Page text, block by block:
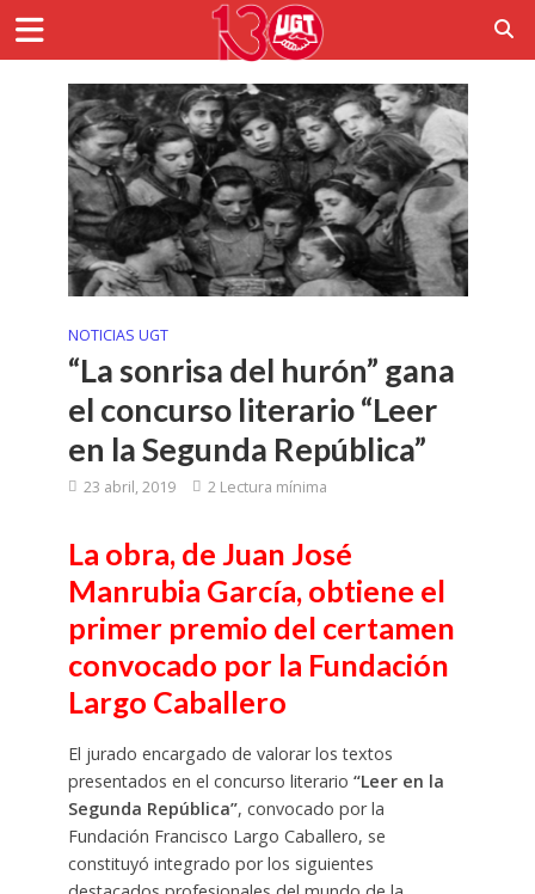
NOTICIAS UGT
“La sonrisa del hurón” gana
el concurso literario “Leer
en la Segunda República”
23 abril, 2019 2 Lectura mínima
La obra, de Juan José
Manrubia García, obtiene el
primer premio del certamen
convocado por la Fundación
Largo Caballero
El jurado encargado de valorar los textos
presentados en el concurso literario “Leer en la
Segunda República”, convocado por la
Fundación Francisco Largo Caballero, se
constituyó integrado por los siguientes